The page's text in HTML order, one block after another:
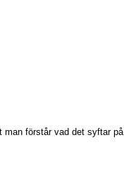
förstår vad det syftar på.